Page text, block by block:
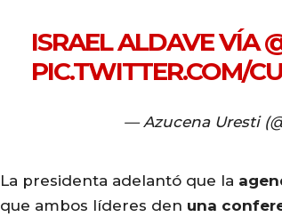
ISRAEL ALDAVE VÍA
PIC.TWITTER.COM/
— Azucena Uresti
La presidenta adelantó que la
que ambos líderes den una